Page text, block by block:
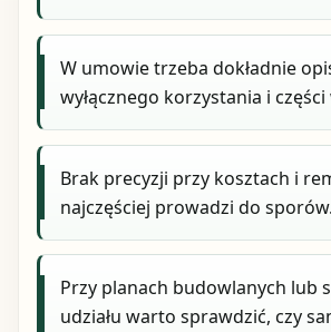
W umowie trzeba dokładnie
wyłącznego korzystania i
Brak precyzji przy kosztach i
najczęściej prowadzi do sporów.
Przy planach budowlanych lub
udziału warto sprawdzić, czy